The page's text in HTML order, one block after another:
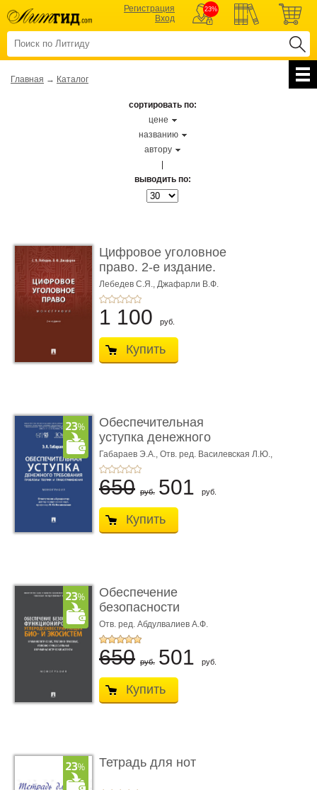
Регистрация
Вход
23%
Главная → Каталог
сортировать по:
цене
названию
автору
выводить по:
Цифровое уголовное
право. 2-е издание.
Монограф ...
Лебедев С.Я., Джафарли В.Ф.
1 100 руб.
Купить
Обеспечительная
уступка денежного
требования ...
Габараев Э.А., Отв. ред. Василевская Л.Ю.,
вступ. сл. Каретина М.Г.
650 руб. 501 руб.
Купить
Обеспечение
безопасности
функционирования уг
...
Отв. ред. Абдулвалиев А.Ф.
650 руб. 501 руб.
Купить
Тетрадь для нот